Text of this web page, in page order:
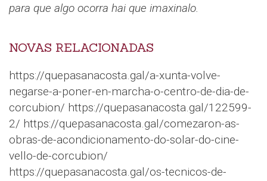
para que algo ocorra hai que imaxinalo.
NOVAS RELACIONADAS
https://quepasanacosta.gal/a-xunta-volve-
negarse-a-poner-en-marcha-o-centro-de-dia-de-
corcubion/ https://quepasanacosta.gal/122599-
2/ https://quepasanacosta.gal/comezaron-as-
obras-de-acondicionamento-do-solar-do-cine-
vello-de-corcubion/
https://quepasanacosta.gal/os-tecnicos-de-